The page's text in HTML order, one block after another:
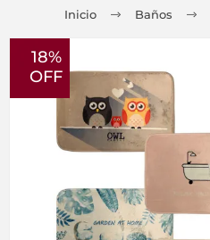
Inicio Baños
18%
OFF